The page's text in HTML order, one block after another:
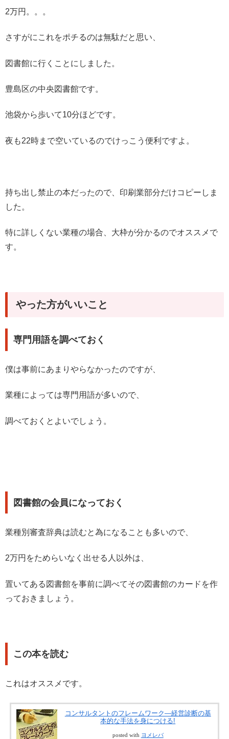
2万円。。。
さすがにこれをポチるのは無駄だと思い、
図書館に行くことにしました。
豊島区の中央図書館です。
池袋から歩いて10分ほどです。
夜も22時まで空いているのでけっこう便利ですよ。
持ち出し禁止の本だったので、印刷業部分だけコピーしま
した。
特に詳しくない業種の場合、大枠が分かるのでオススメで
す。
やった方がいいこと
専門用語を調べておく
僕は事前にあまりやらなかったのですが、
業種によっては専門用語が多いので、
調べておくとよいでしょう。
図書館の会員になっておく
業種別審査辞典は読むと為になることも多いので、
2万円をためらいなく出せる人以外は、
置いてある図書館を事前に調べてその図書館のカードを作
っておきましょう。
この本を読む
これはオススメです。
コンサルタントのフレームワーク―経営診断の基
本的な手法を身につける!
posted with ヨメレバ